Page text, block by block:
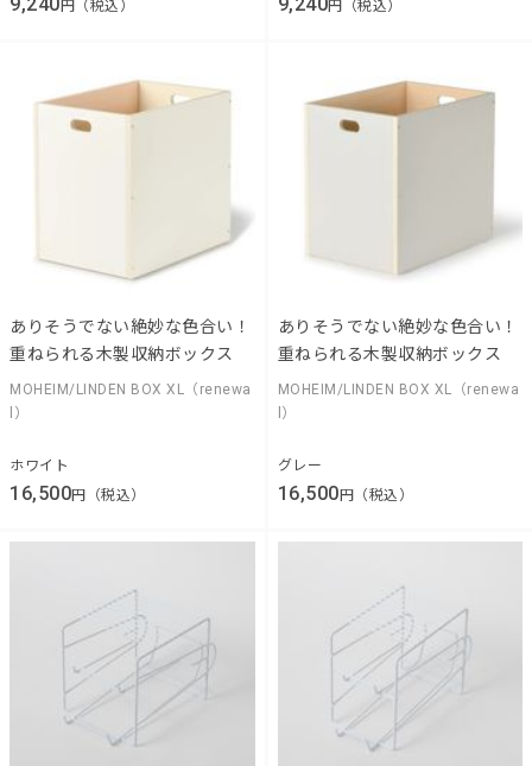
円（税込） 円（税込）
ありそうでない絶妙な色合い！
重ねられる木製収納ボックス
MOHEIM/LINDEN BOX XL（renewa
l）
ホワイト
16,500円（税込）
ありそうでない絶妙な色合い！
重ねられる木製収納ボックス
MOHEIM/LINDEN BOX XL（renewa
l）
グレー
16,500円（税込）